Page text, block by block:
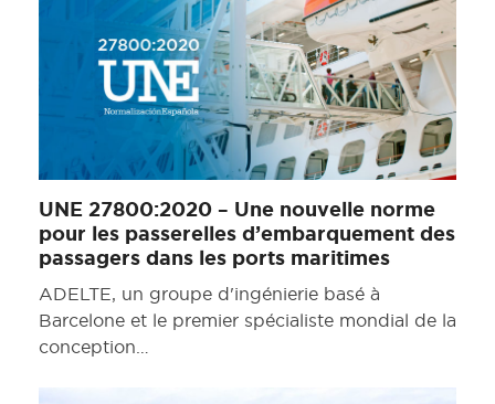
UNE 27800:2020 – Une nouvelle norme
pour les passerelles d’embarquement des
passagers dans les ports maritimes
ADELTE, un groupe d'ingénierie basé à
Barcelone et le premier spécialiste mondial de la
conception…